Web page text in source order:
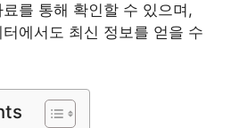
를 통해 확인할 수 있으며,
에서도 최신 정보를 얻을 수